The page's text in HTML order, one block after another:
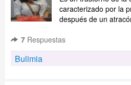
caracterizado por la
después de un
7 Respuestas
Bulimia